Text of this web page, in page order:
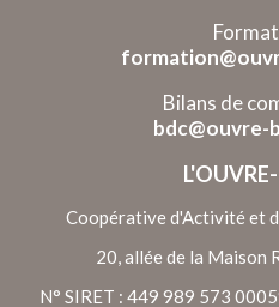
Bilans de
Coopérative d'Activité et
20, allée de la Maison
N° SIRET : 449 989 573